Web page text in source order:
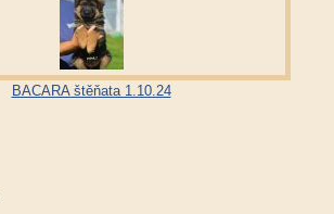
BACARA štěňata 1.10.24